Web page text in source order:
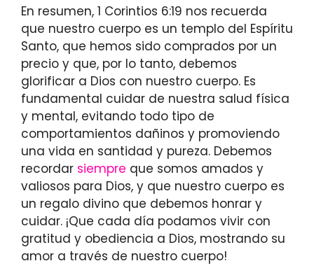
En resumen, 1 Corintios 6:19 nos recuerda
que nuestro cuerpo es un templo del Espíritu
Santo, que hemos sido comprados por un
precio y que, por lo tanto, debemos
glorificar a Dios con nuestro cuerpo. Es
fundamental cuidar de nuestra salud física
y mental, evitando todo tipo de
comportamientos dañinos y promoviendo
una vida en santidad y pureza. Debemos
recordar siempre que somos amados y
valiosos para Dios, y que nuestro cuerpo es
un regalo divino que debemos honrar y
cuidar. ¡Que cada día podamos vivir con
gratitud y obediencia a Dios, mostrando su
amor a través de nuestro cuerpo!